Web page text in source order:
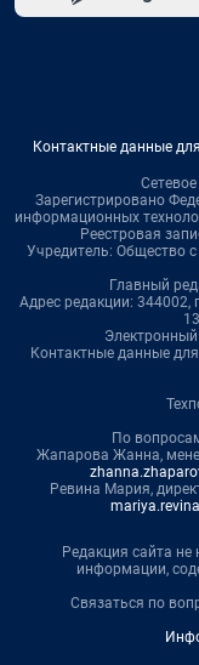
Контактные данные
Зарегистрировано
информационных
Реестровая
Учредитель: Общество
Главный
Адрес редакции: 344002,
Контактные данные
По
Жапарова Жанна,
Ревина Мария,
Редакция сайта не
информации,
Связаться по